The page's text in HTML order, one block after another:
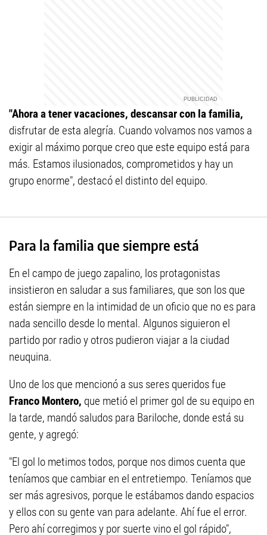
"Ahora a tener vacaciones, descansar con la familia,
disfrutar de esta alegría. Cuando volvamos nos vamos a
exigir al máximo porque creo que este equipo está para
más. Estamos ilusionados, comprometidos y hay un
grupo enorme", destacó el distinto del equipo.
Para la familia que siempre está
En el campo de juego zapalino, los protagonistas
insistieron en saludar a sus familiares, que son los que
están siempre en la intimidad de un oficio que no es para
nada sencillo desde lo mental. Algunos siguieron el
partido por radio y otros pudieron viajar a la ciudad
neuquina.
Uno de los que mencionó a sus seres queridos fue
Franco Montero, que metió el primer gol de su equipo en
la tarde, mandó saludos para Bariloche, donde está su
gente, y agregó:
"El gol lo metimos todos, porque nos dimos cuenta que
teníamos que cambiar en el entretiempo. Teníamos que
ser más agresivos, porque le estábamos dando espacios
y ellos con su gente van para adelante. Ahí fue el error.
Pero ahí corregimos y por suerte vino el gol rápido",